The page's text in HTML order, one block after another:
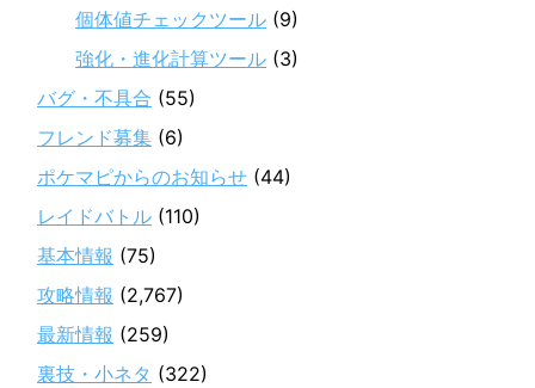
個体値チェックツール (9)
強化・進化計算ツール (3)
バグ・不具合 (55)
フレンド募集 (6)
ポケマピからのお知らせ (44)
レイドバトル (110)
基本情報 (75)
攻略情報 (2,767)
最新情報 (259)
裏技・小ネタ (322)